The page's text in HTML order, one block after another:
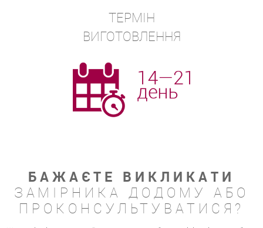
ТЕРМІН
ВИГОТОВЛЕННЯ
БАЖАЄТЕ ВИКЛИКАТИ
ЗАМІРНИКА ДОДОМУ АБО
ПРОКОНСУЛЬТУВАТИСЯ?